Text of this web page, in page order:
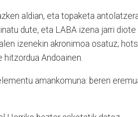
aldian, eta topaketa
dute, eta LABA izena jarri diote
izenekin akronimoa osatuz;
hitzordua Andoainen.
amankomuna: beren